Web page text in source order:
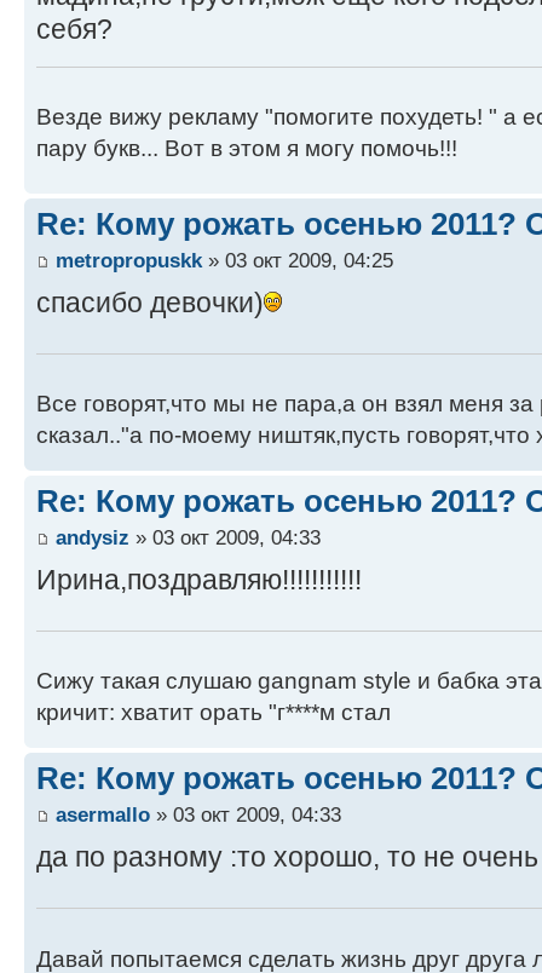
себя?
Везде вижу рекламу "помогите похудеть! " а
пару букв... Вот в этом я могу помочь!!!
Re: Кому рожать осенью 2011?
metropropuskk » 03 окт 2009, 04:25
спасибо девочки)
Все говорят,что мы не пара,а он взял меня за
сказал.."а по-моему ништяк,пусть говорят,что
Re: Кому рожать осенью 2011?
andysiz » 03 окт 2009, 04:33
Ирина,поздравляю!!!!!!!!!!!
Сижу такая слушаю gangnam style и бабка
кричит: хватит орать "г****м стал
Re: Кому рожать осенью 2011?
asermallo » 03 окт 2009, 04:33
да по разному :то хорошо, то не очень
Давай попытаемся сделать жизнь друг друга